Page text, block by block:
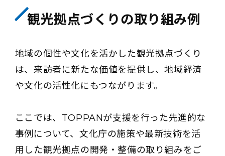
観光拠点づくりの取り組み例
地域の個性や文化を活かした観光拠点づくり
は、来訪者に新たな価値を提供し、地域経済
や文化の活性化にもつながります。
ここでは、TOPPANが支援を行った先進的な
事例について、文化庁の施策や最新技術を活
用した観光拠点の開発・整備の取り組みをご